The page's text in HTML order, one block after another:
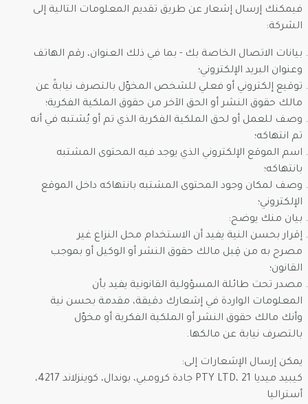
فيمكنك إرسال إشعار عن طريق تقديم المعلومات التالية إلى
الشركة:
بيانات الاتصال الخاصة بك - بما في ذلك العنوان، رقم الهاتف
وعنوان البريد الإلكتروني؛
توقيع إلكتروني أو فعلي للشخص المخوّل بالتصرف نيابةً عن
مالك حقوق النشر أو الحق الآخر من حقوق الملكية الفكرية؛
وصف للعمل أو لحق الملكية الفكرية الذي تم أو يُشتبه في أنه
تم انتهاكه؛
اسم الموقع الإلكتروني الذي يوجد فيه المحتوى المشتبه
بانتهاكه؛
وصف لمكان وجود المحتوى المشتبه بانتهاكه داخل الموقع
الإلكتروني؛
بيان منك يوضح:
إقرار بحسن النية يفيد أن الاستخدام محل النزاع غير
مصرح به من قِبل مالك حقوق النشر أو الوكيل أو بموجب
القانون؛
مصدر تحت طائلة المسؤولية القانونية يفيد بأن
المعلومات الواردة في إشعارك دقيقة، مقدمة بحسن نية
وأنك مالك حقوق النشر أو الملكية الفكرية أو مخوّل
بالتصرف نيابة عن مالكها.
يمكن إرسال الإشعارات إلى:
كيبيد ميديا PTY LTD، 21 جادة كرومبي، بوندال، كوينزلاند 4217،
أستراليا